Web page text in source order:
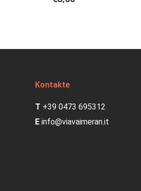
Kontakte
T +39 0473 695312
E info@viavaimeran.it